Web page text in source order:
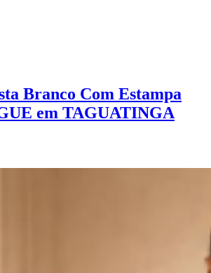
Branco Com Estampa
em TAGUATINGA